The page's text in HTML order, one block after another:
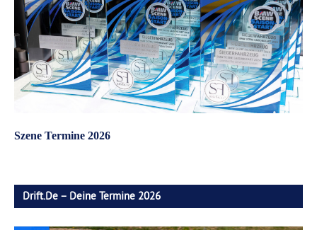
Szene Termine 2026
Drift.de – Deine Termine 2026